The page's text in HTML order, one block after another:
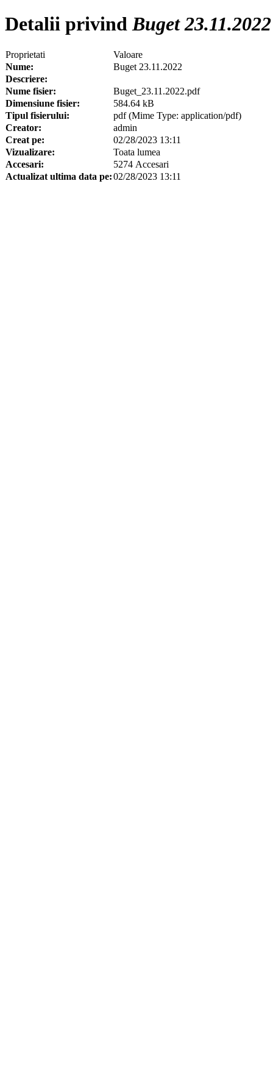
Detalii privindBuget 23.11.2022
Proprietati
Valoare
Nume:
Buget 23.11.2022
Descriere:
Nume fisier:
Buget_23.11.2022.pdf
Dimensiune fisier:
584.64 kB
Tipul fisierului:
pdf (Mime Type: application/pdf)
Creator:
admin
Creat pe:
02/28/2023 13:11
Vizualizare:
Toata lumea
Accesari:
5274 Accesari
Actualizat ultima data pe:02/28/2023 13:11